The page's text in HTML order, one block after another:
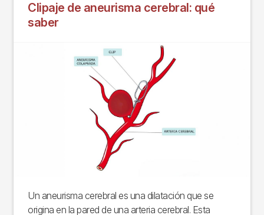
Clipaje de aneurisma cerebral: qué
saber
Un aneurisma cerebral es una dilatación que se
origina en la pared de una arteria cerebral. Esta